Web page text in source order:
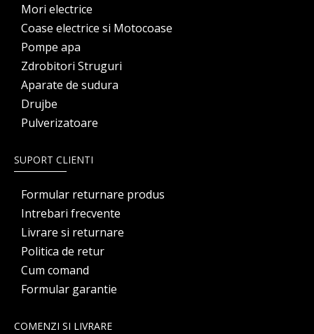
Mori electrice
Coase electrice si Motocoase
Pompe apa
Zdrobitori Struguri
Aparate de sudura
Drujbe
Pulverizatoare
SUPORT CLIENTI
Formular returnare produs
Intrebari frecvente
Livrare si returnare
Politica de retur
Cum comand
Formular garantie
COMENZI SI LIVRARE